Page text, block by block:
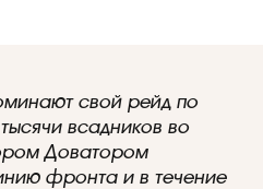
свой рейд по
всадников во
Доватором
фронта и в течение